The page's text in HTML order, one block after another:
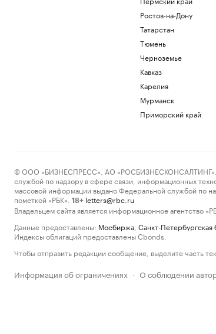
Ростов-на-Дону
Татарстан
Тюмень
Черноземье
Кавказ
Карелия
Мурманск
Приморский край
© ООО «БИЗНЕСПРЕСС», АО «РОСБИЗНЕСКОНСАЛТИНГ»,
службой по надзору в сфере связи, информационных
массовой информации выдано Федеральной службой по
пометкой «РБК».
18+ letters@rbc.ru
Владельцем сайта является информационное агентство
Данные предоставлены: Мосбиржа Санкт-Петербургская
Индексы облигаций предоставлены Cbonds.
Чтобы отправить редакции сообщение, выделите часть
Информация об ограничениях · О соблюдении